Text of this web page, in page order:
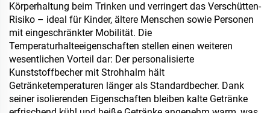
Körperhaltung beim Trinken und verringert das Verschütten-
Risiko – ideal für Kinder, ältere Menschen sowie Personen
mit eingeschränkter Mobilität. Die
Temperaturhalteeigenschaften stellen einen weiteren
wesentlichen Vorteil dar: Der personalisierte
Kunststoffbecher mit Strohhalm hält
Getränketemperaturen länger als Standardbecher. Dank
seiner isolierenden Eigenschaften bleiben kalte Getränke